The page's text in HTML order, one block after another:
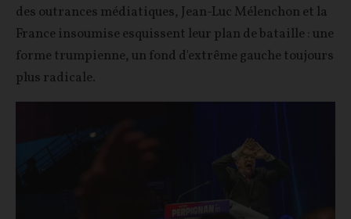
des outrances médiatiques, Jean-Luc Mélenchon et la
France insoumise esquissent leur plan de bataille : une
forme trumpienne, un fond d'extrême gauche toujours
plus radicale.